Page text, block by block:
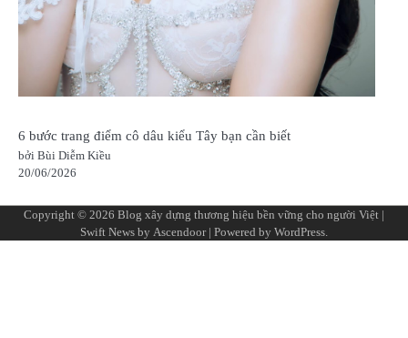
6 bước trang điểm cô dâu kiểu Tây bạn cần biết
bởi Bùi Diễm Kiều
20/06/2026
Copyright © 2026 Blog xây dựng thương hiệu bền vững cho người Việt |
Swift News by Ascendoor| Powered by WordPress